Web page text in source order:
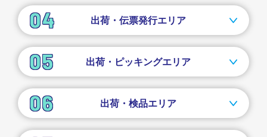
出荷・伝票発行エリア
出荷・ピッキングエリア
出荷・検品エリア